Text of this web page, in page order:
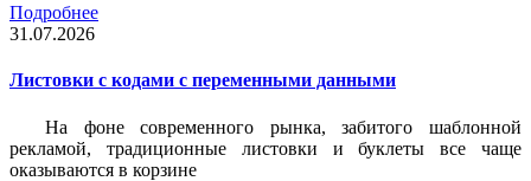
Подробнее
31.07.2026
Листовки c кодами с переменными данными
На фоне современного рынка, забитого шаблонной
рекламой, традиционные листовки и буклеты все чаще
оказываются в корзине